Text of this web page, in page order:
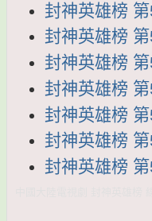
封神英雄榜
封神英雄榜
封神英雄榜
封神英雄榜
封神英雄榜
封神英雄榜
封神英雄榜